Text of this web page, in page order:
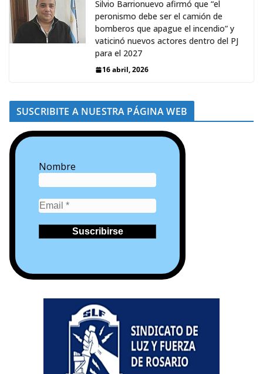
Silvio Barrionuevo afirmó que “el
peronismo debe ser el camión de
bomberos que apague el incendio” y
vaticinó nuevos actores dentro del PJ
para el 2027
16 abril, 2026
SUSCRIBITE A NUESTRA PÁGINA WEB
Nombre